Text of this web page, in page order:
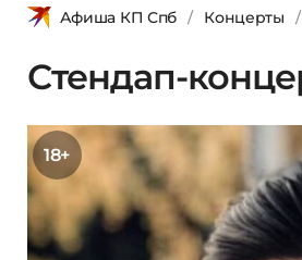
Афиша КП Спб Концерты
Стендап-
18+